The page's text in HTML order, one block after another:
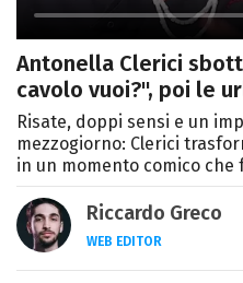
Antonella Clerici
cavolo vuoi?", poi le
Risate, doppi sensi e un
mezzogiorno: Clerici
in un momento comico
Riccardo Greco
WEB EDITOR
LINKEDIN